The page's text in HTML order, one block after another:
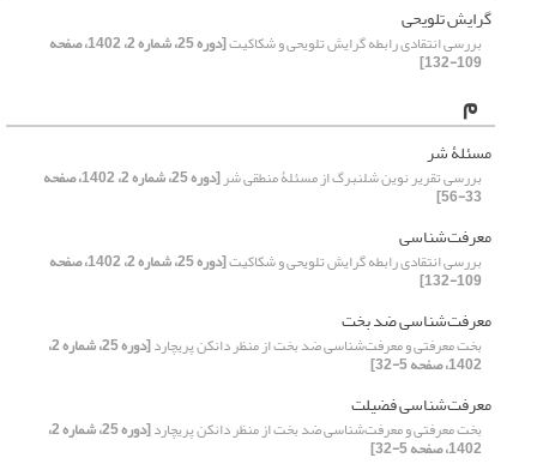
گرایش تلویحی
بررسی انتقادی رابطه گرایش تلویحی و شکاکیت [دوره 25، شماره 2، 1402، صفحه
109-132]
م
مسئلۀ شر
بررسی تقریر نوین شلنبرگ از مسئلۀ منطقی شر [دوره 25، شماره 2، 1402، صفحه
33-56]
معرفت‌شناسی
بررسی انتقادی رابطه گرایش تلویحی و شکاکیت [دوره 25، شماره 2، 1402، صفحه
109-132]
معرفت‌شناسی ضد بخت
بخت معرفتی و معرفت‌شناسی ضد بخت از منظر دانکن پریچارد [دوره 25، شماره 2،
1402، صفحه 5-32]
معرفت‌شناسی فضیلت
بخت معرفتی و معرفت‌شناسی ضد بخت از منظر دانکن پریچارد [دوره 25، شماره 2،
1402، صفحه 5-32]